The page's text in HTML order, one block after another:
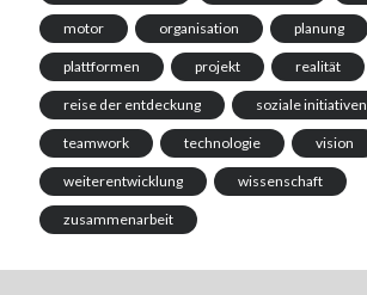
motor organisation planung
plattformen projekt realität
reise der entdeckung soziale initiativen
teamwork technologie vision
weiterentwicklung wissenschaft
zusammenarbeit